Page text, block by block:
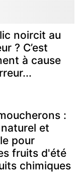
noircit au
? C’est
à cause
:
et
pour
fruits d'été
chimiques